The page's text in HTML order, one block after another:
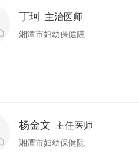
丁珂 主治医师
湘潭市妇幼保健院
杨金文 主任医师
湘潭市妇幼保健院